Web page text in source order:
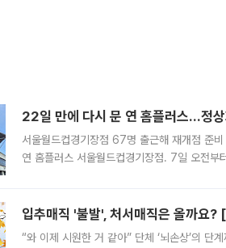
22일 만에 다시 문 연 홈플러스…정
서울월드컵경기장점 67명 출근해 재개점 준
연 홈플러스 서울월드컵경기장점. 7일 오전부
입추매직 '불발', 처서매직은 올까요?
“와 이제 시원한 거 같아” 단체 ‘뇌손상’의